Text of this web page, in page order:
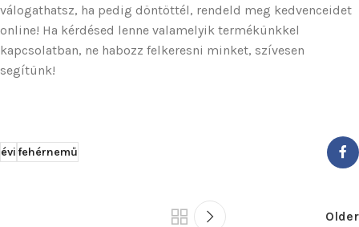
válogathatsz, ha pedig döntöttél, rendeld meg kedvenceidet
online! Ha kérdésed lenne valamelyik termékünkkel
kapcsolatban, ne habozz felkeresni minket, szívesen
segítünk!
évifehérnemű
Older